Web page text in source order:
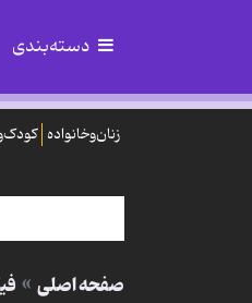
دسته‌بندی
زنان‌وخانواده
صفحه اصلی